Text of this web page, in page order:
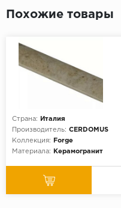
Похожие товары
Страна:
Италия
Производитель: CERDOMUS
Коллекция:
Forge
Материала:
Керамогранит